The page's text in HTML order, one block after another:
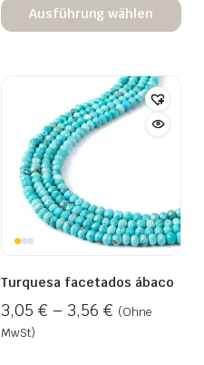
Ausführung wählen
Turquesa facetados ábaco
3,05 € – 3,56 € (Ohne
MwSt)